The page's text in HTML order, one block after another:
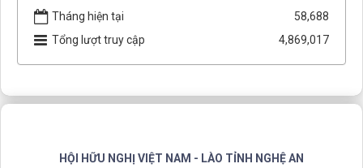
Tháng hiện tại
58,688
Tổng lượt truy cập
4,869,017
HỘI HỮU NGHỊ VIỆT NAM - LÀO TỈNH NGHỆ AN